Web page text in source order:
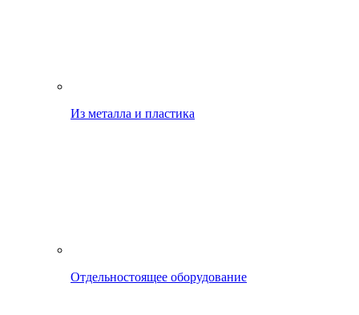
Из металла и пластика
Отдельностоящее оборудование